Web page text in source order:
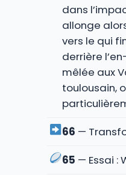
dans
allonge
vers le qui
derrière
mêlée aux
toulousain,
66 —
65 — Essai :